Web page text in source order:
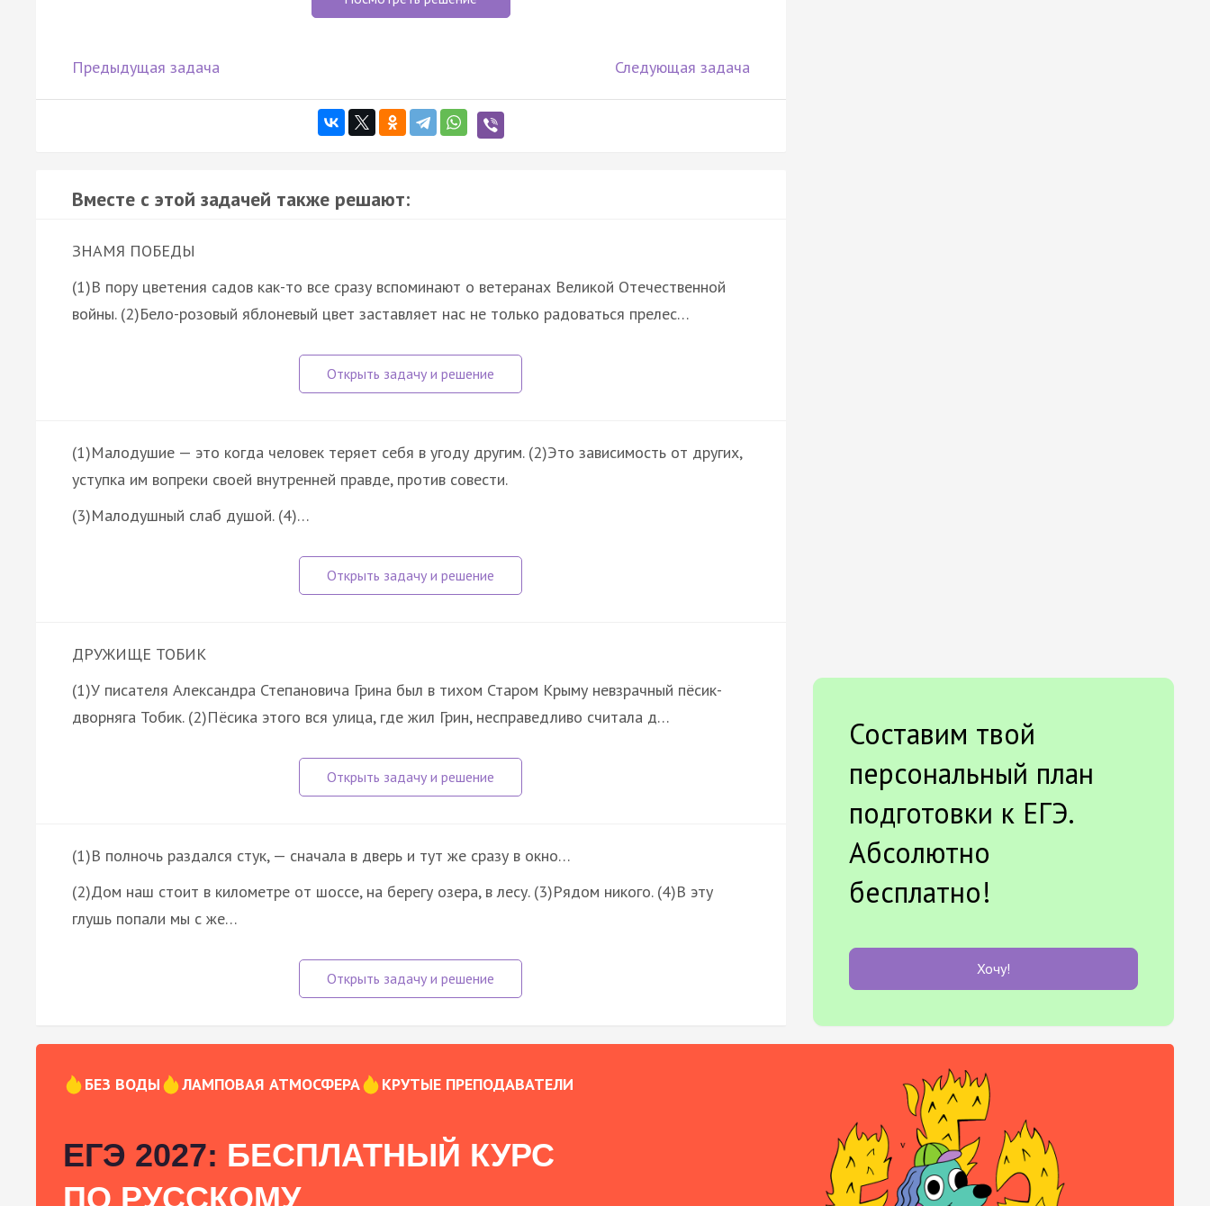
Предыдущая задача Следующая задача
Вместе с этой задачей также решают:
ЗНАМЯ ПОБЕДЫ
(1)В пору цветения садов как-то все сразу вспоминают о ветеранах Великой Отечественной
войны. (2)Бело-розовый яблоневый цвет заставляет нас не только радоваться прелес…
(1)Малодушие — это когда человек теряет себя в угоду другим. (2)Это зависимость от других,
уступка им вопреки своей внутренней правде, против совести.
(3)Малодушный слаб душой. (4)…
ДРУЖИЩЕ ТОБИК
(1)У писателя Александра Степановича Грина был в тихом Старом Крыму невзрачный пёсик-
дворняга Тобик. (2)Пёсика этого вся улица, где жил Грин, несправедливо считала д…
(1)В полночь раздался стук, — сначала в дверь и тут же сразу в окно…
(2)Дом наш стоит в километре от шоссе, на берегу озера, в лесу. (3)Рядом никого. (4)В эту
глушь попали мы с же…
Составим твой
персональный план
подготовки к ЕГЭ.
Абсолютно
бесплатно!
Хочу!
БЕЗ ВОДЫ ЛАМПОВАЯ АТМОСФЕРА КРУТЫЕ ПРЕПОДАВАТЕЛИ
ЕГЭ 2027: БЕСПЛАТНЫЙ КУРС
ПО РУССКОМУ